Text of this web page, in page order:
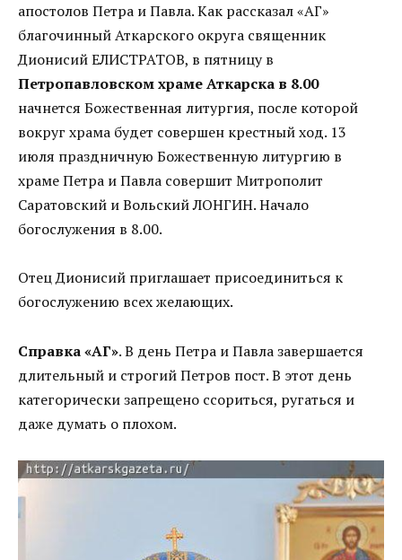
апостолов Петра и Павла. Как рассказал «АГ»
благочинный Аткарского округа священник
Дионисий ЕЛИСТРАТОВ, в пятницу в
Петропавловском храме Аткарска в 8.00
начнется Божественная литургия, после которой
вокруг храма будет совершен крестный ход. 13
июля праздничную Божественную литургию в
храме Петра и Павла совершит Митрополит
Саратовский и Вольский ЛОНГИН. Начало
богослужения в 8.00.
Отец Дионисий приглашает присоединиться к
богослужению всех желающих.
Справка «АГ». В день Петра и Павла завершается
длительный и строгий Петров пост. В этот день
категорически запрещено ссориться, ругаться и
даже думать о плохом.